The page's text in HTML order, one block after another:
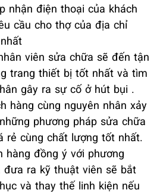
nhận điện thoại của khách
cầu cho thợ của địa chỉ
viên sửa chữa sẽ đến tận
trang thiết bị tốt nhất và tìm
gây ra sự cố ở hút bụi .
hàng cùng nguyên nhân xảy
phương pháp sửa chữa
rẻ cùng chất lượng tốt nhất.
hàng đồng ý với phương
đưa ra kỹ thuật viên sẽ bắt
và thay thế linh kiện nếu